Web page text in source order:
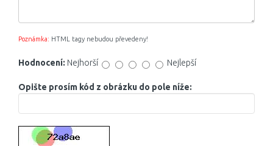
Poznámka: HTML tagy nebudou převedeny!
Hodnocení: Nejhorší Nejlepší
Opište prosím kód z obrázku do pole níže: